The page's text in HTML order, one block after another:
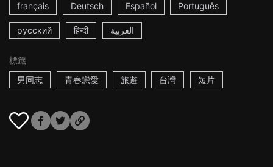
français Deutsch Español Português
русский हिन्दी العربية
標籤
男同志
青春戀愛 旅遊 台灣 短片